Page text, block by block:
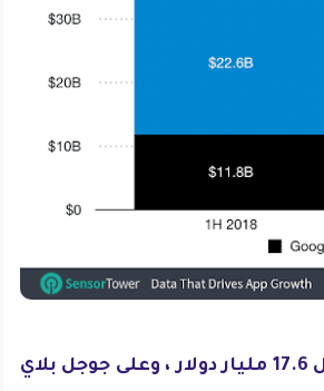
من هذه ، 29.6 مليار دولار على App Store تمثل 17.6 مليار دولار ، وعلى جوجل بلاي